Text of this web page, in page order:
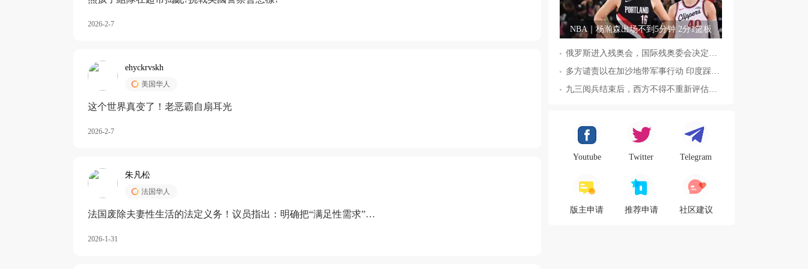
2026-2-7
ehyckrvskh
美国华人
这个世界真变了！老恶霸自扇耳光
2026-2-7
朱凡松
法国华人
法国废除夫妻性生活的法定义务！议员指出：明确把“满足性需求”排
2026-1-31
NBA｜杨瀚森出场不到5分钟 2分1篮板
Youtube Twitter Telegram
版主申请 推荐申请 社区建议